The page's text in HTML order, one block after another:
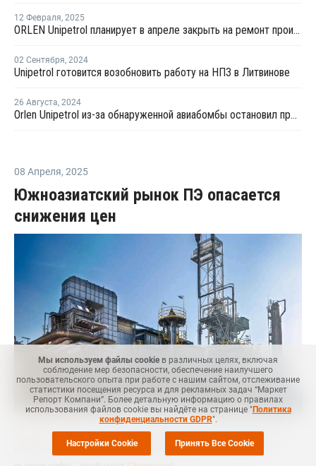
12 Февраля, 2025
ORLEN Unipetrol планирует в апреле закрыть на ремонт производство ПП в Литвинове
02 Сентября, 2024
Unipetrol готовится возобновить работу на НПЗ в Литвинове
26 Августа, 2024
Orlen Unipetrol из-за обнаруженной авиабомбы остановил производство этилена
08 Апреля, 2025
Южноазиатский рынок ПЭ опасается
снижения цен
Маркет Репорт-- Южноазиатский рынок полиэтилена (ПЭ)
опасается снижения цен на фоне падения котировок на
Мы используем файлы cookie в различных целях, включая
соблюдение мер безопасности, обеспечение наилучшего
пользовательского опыта при работе с нашим сайтом, отслеживание
статистики посещения ресурса и для рекламных задач “Маркет
Репорт Компани”. Более детальную информацию о правилах
использования файлов cookie вы найдёте на странице "Политика
конфиденциальности GDPR".
Настройки Cookie Принять Все Cookie